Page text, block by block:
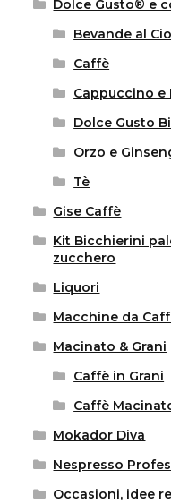
Dolce Gusto® e
Bevande al
Caffè
Cappuccino e
Dolce Gusto
Orzo e
Tè
Gise Caffè
Kit Bicchierini
zucchero
Liquori
Macchine da
Macinato & Grani
Caffè in Grani
Caffè
Mokador Diva
Nespresso
Occasioni, idee